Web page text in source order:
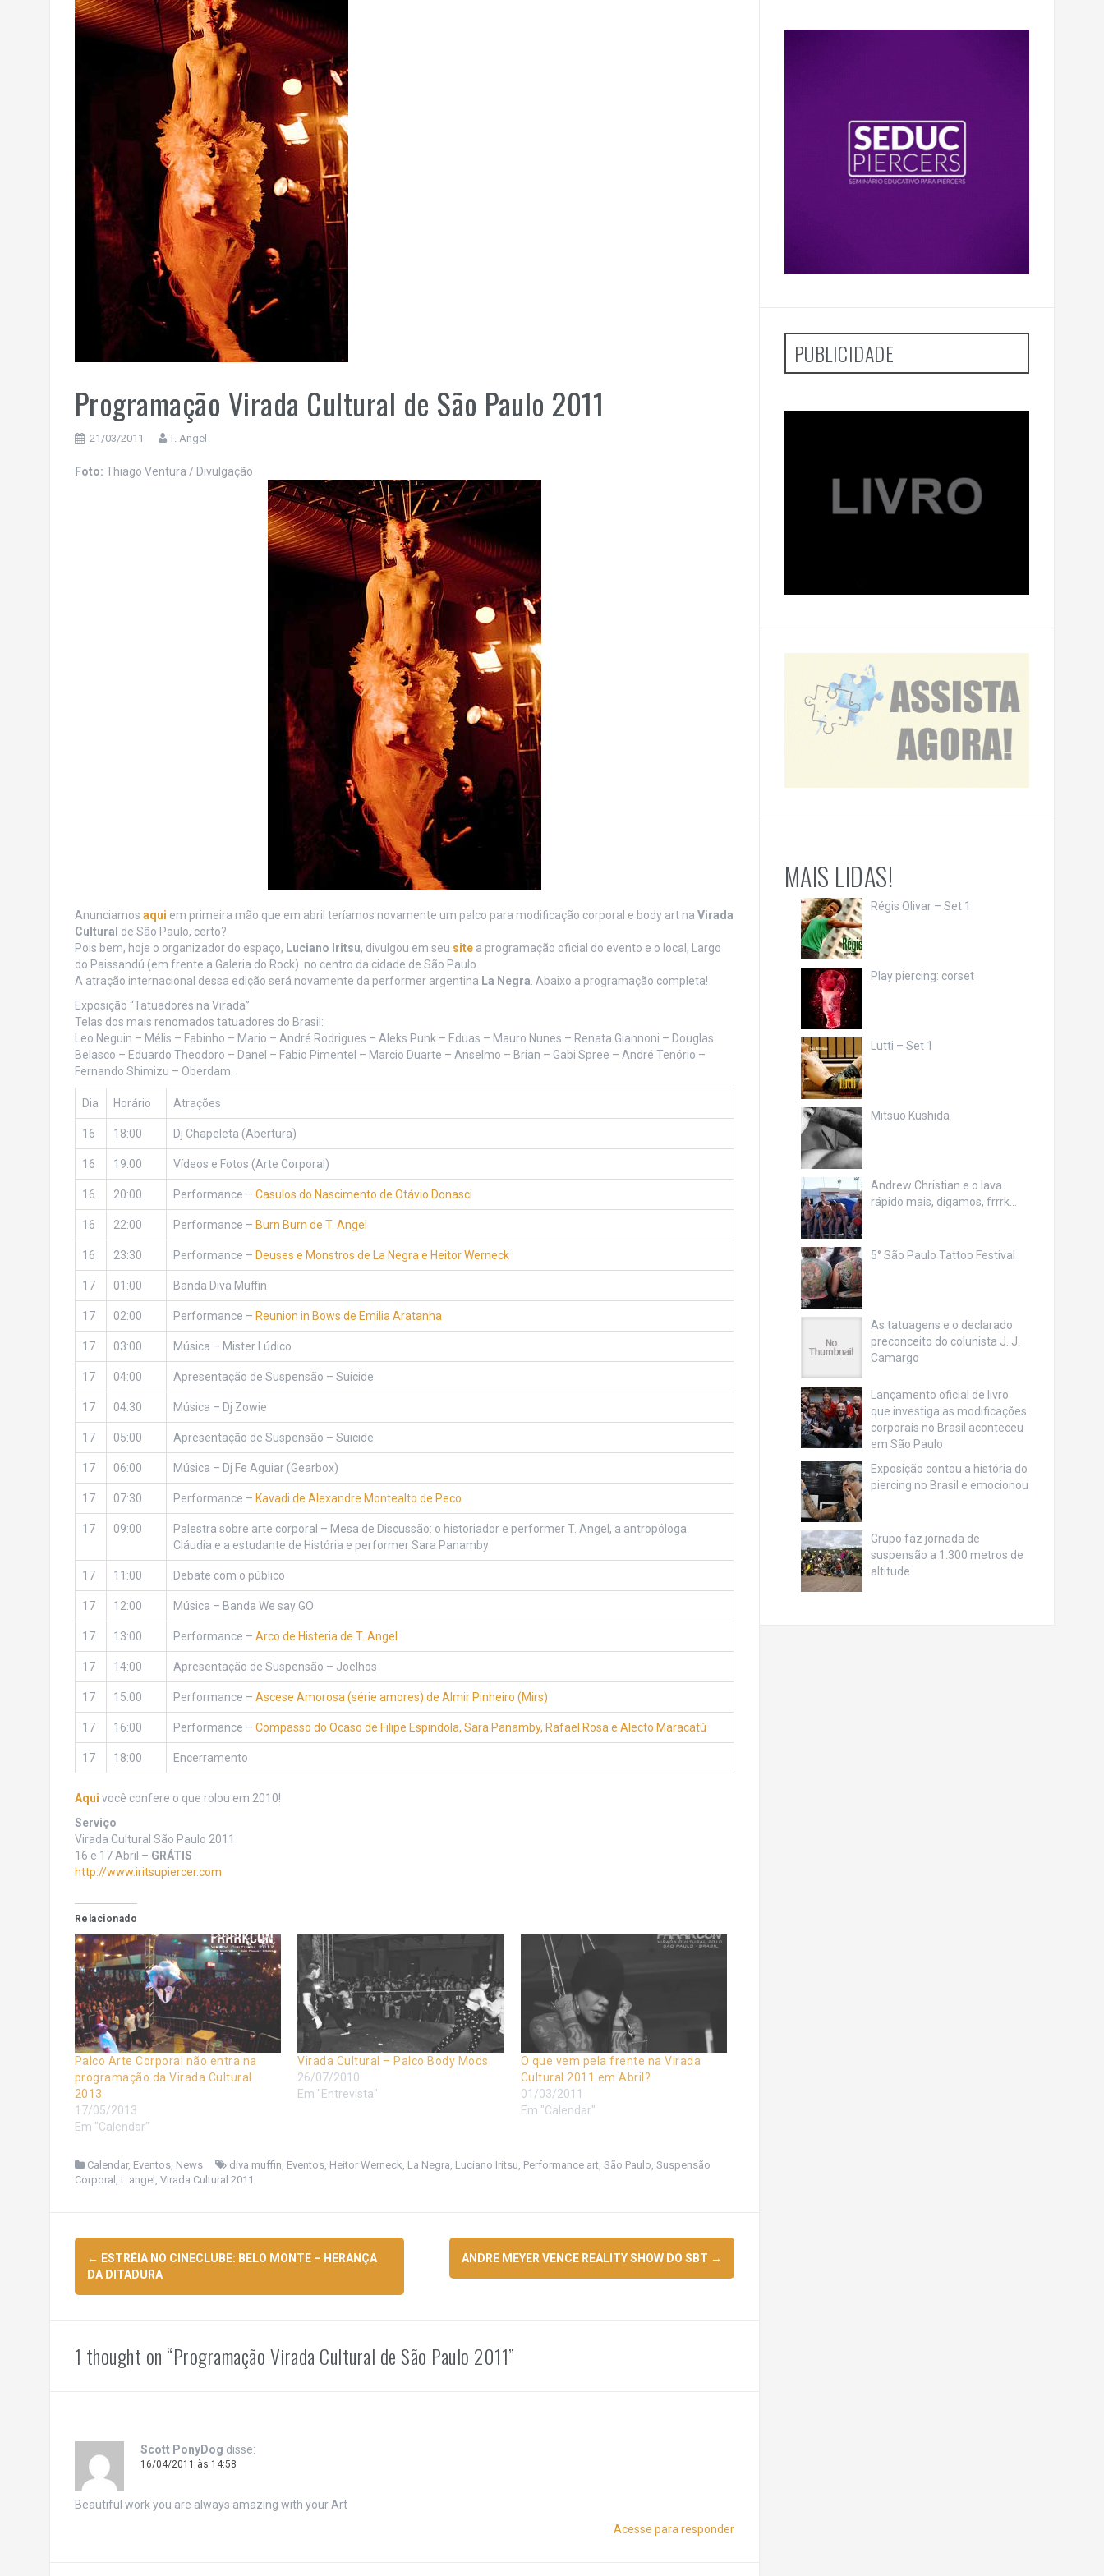
Programação Virada Cultural de São Paulo 2011
21/03/2011 T. Angel
Foto: Thiago Ventura / Divulgação
Anunciamos aqui em primeira mão que em abril teríamos novamente um palco para modificação corporal e body art na Virada
Cultural de São Paulo, certo?
Pois bem, hoje o organizador do espaço, Luciano Iritsu, divulgou em seu sitea programação oficial do evento e o local, Largo
do Paissandú (em frente a Galeria do Rock) no centro da cidade de São Paulo.
A atração internacional dessa edição será novamente da performer argentina La Negra . Abaixo a programação completa!
Exposição “Tatuadores na Virada”
Telas dos mais renomados tatuadores do Brasil:
Leo Neguin – Mélis – Fabinho – Mario – André Rodrigues – Aleks Punk – Eduas – Mauro Nunes – Renata Giannoni – Douglas
Belasco – Eduardo Theodoro – Danel – Fabio Pimentel – Marcio Duarte – Anselmo – Brian – Gabi Spree – André Tenório –
Fernando Shimizu – Oberdam.
Dia Horário Atrações
16 18:00 Dj Chapeleta (Abertura)
16 19:00 Vídeos e Fotos (Arte Corporal)
16 20:00 Performance – Casulos do Nascimento de Otávio Donasci
16 22:00 Performance – Burn Burn de T. Angel
16 23:30 Performance – Deuses e Monstros de La Negra e Heitor Werneck
17 01:00 Banda Diva Muffin
17 02:00 Performance – Reunion in Bows de Emilia Aratanha
17 03:00 Música – Mister Lúdico
17 04:00 Apresentação de Suspensão – Suicide
17 04:30 Música – Dj Zowie
17 05:00 Apresentação de Suspensão – Suicide
17 06:00 Música – Dj Fe Aguiar (Gearbox)
17 07:30 Performance – Kavadi de Alexandre Montealto de Peco
17 09:00
Palestra sobre arte corporal – Mesa de Discussão: o historiador e performer T. Angel, a antropóloga
Cláudia e a estudante de História e performer Sara Panamby
17 11:00 Debate com o público
17 12:00 Música – Banda We say GO
17 13:00 Performance – Arco de Histeria de T. Angel
17 14:00 Apresentação de Suspensão – Joelhos
17 15:00 Performance – Ascese Amorosa (série amores) de Almir Pinheiro (Mirs)
17 16:00 Performance – Compasso do Ocaso de Filipe Espindola, Sara Panamby, Rafael Rosa e Alecto Maracatú
17 18:00 Encerramento
Aqui você confere o que rolou em 2010!
Serviço
Virada Cultural São Paulo 2011
16 e 17 Abril – GRÁTIS
http://www.iritsupiercer.com
Relacionado
Palco Arte Corporal não entra na
programação da Virada Cultural
2013
17/05/2013
Em "Calendar"
Virada Cultural – Palco Body Mods
26/07/2010
Em "Entrevista"
O que vem pela frente na Virada
Cultural 2011 em Abril?
01/03/2011
Em "Calendar"
Calendar, Eventos, News diva muffin Eventos, Heitor Werneck La Negra Luciano Iritsu Performance art, São Paulo Suspensão
Corporal ,t. angel Virada Cultural 2011
Navegação
de
← ESTRÉIA NO CINECLUBE: BELO MONTE – HERANÇA
DA DITADURA
ANDRE MEYER VENCE REALITY SHOW DO SBT →
1 thought on “Programação Virada Cultural de São Paulo 2011”
Scott PonyDog disse:
16/04/2011 às 14:58
Beautiful work you are always amazing with your Art
Acesse para responder
PUBLICIDADE
MAIS LIDAS!
Régis Olivar – Set 1
Play piercing: corset
Lutti – Set 1
Mitsuo Kushida
Andrew Christian e o lava
rápido mais, digamos, frrrk…
5° São Paulo Tattoo Festival
As tatuagens e o declarado
preconceito do colunista J. J.
Camargo
Lançamento oficial de livro
que investiga as modificações
corporais no Brasil aconteceu
em São Paulo
Exposição contou a história do
piercing no Brasil e emocionou
Grupo faz jornada de
suspensão a 1.300 metros de
altitude